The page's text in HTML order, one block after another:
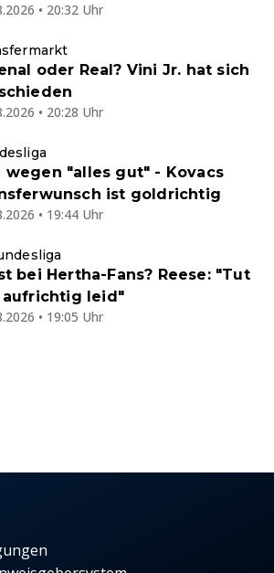
• 20:32 Uhr
oder Real? Vini Jr. hat sich
• 20:28 Uhr
wegen "alles gut" - Kovacs
ist goldrichtig
• 19:44 Uhr
bei Hertha-Fans? Reese: "Tut
aufrichtig leid"
• 19:05 Uhr